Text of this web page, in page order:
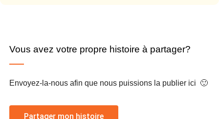
Vous avez votre propre histoire à partager?
Envoyez-la-nous afin que nous puissions la publier ici 🙂
Partager mon histoire